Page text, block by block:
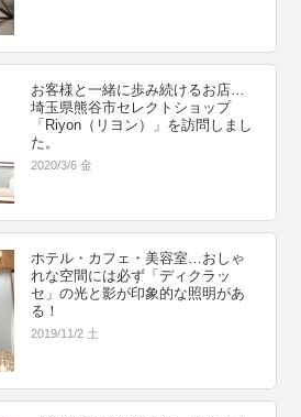
お客様と一緒に歩み続けるお店…
埼玉県熊谷市セレクトショップ
「Riyon（リヨン）」を訪問しまし
た。
2020/3/6 金
ホテル・カフェ・美容室…おしゃ
れな空間には必ず「ディクラッ
セ」の光と影が印象的な照明があ
る！
2019/11/2 土